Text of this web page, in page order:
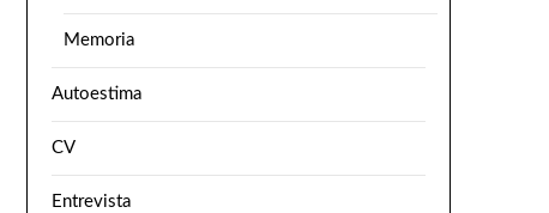
Memoria
Autoestima
CV
Entrevista